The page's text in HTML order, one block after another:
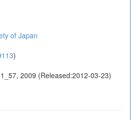
of Japan
)
2009 (Released:2012-03-23)